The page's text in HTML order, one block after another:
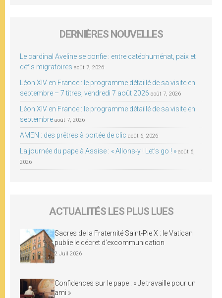
DERNIÈRES NOUVELLES
Le cardinal Aveline se confie : entre catéchuménat, paix et
défis migratoires août 7, 2026
Léon XIV en France : le programme détaillé de sa visite en
septembre – 7 titres, vendredi 7 août 2026 août 7, 2026
Léon XIV en France : le programme détaillé de sa visite en
septembre août 7, 2026
AMEN : des prêtres à portée de clic août 6, 2026
La journée du pape à Assise : « Allons-y ! Let’s go ! » août 6,
2026
ACTUALITÉS LES PLUS LUES
Sacres de la Fraternité Saint-Pie X : le Vatican
publie le décret d’excommunication
2 Juil 2026
Confidences sur le pape : « Je travaille pour un
ami »